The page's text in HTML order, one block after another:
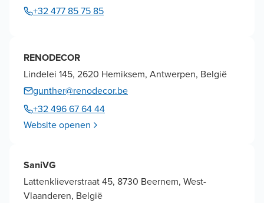
+32 477 85 75 85
RENODECOR
Lindelei 145, 2620 Hemiksem, Antwerpen, België
gunther@renodecor.be
+32 496 67 64 44
Website openen
SaniVG
Lattenklieverstraat 45, 8730 Beernem, West-
Vlaanderen, België